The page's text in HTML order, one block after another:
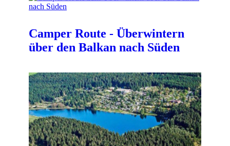
Camper Route - Überwintern
über den Balkan nach Süden